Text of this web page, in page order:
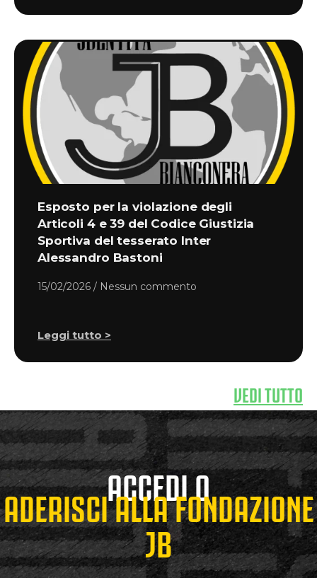
Esposto per la violazione degli
Articoli 4 e 39 del Codice Giustizia
Sportiva del tesserato Inter
Alessandro Bastoni
15/02/2026 Nessun commento
Leggi tutto >
VEDI TUTTO
ACCEDI O
ADERISCI ALLA FONDAZIONE
JB